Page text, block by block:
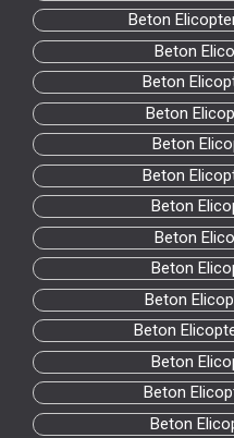
Beton
Beton
Beton
Beton
Beton
Beton
Beton
Beton
Beton
Beton
Beton
Beton
Beton
Beton